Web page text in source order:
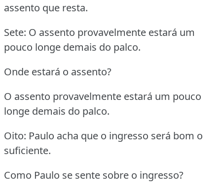
assento que resta.
Sete: O assento provavelmente estará um
pouco longe demais do palco.
Onde estará o assento?
O assento provavelmente estará um pouco
longe demais do palco.
Oito: Paulo acha que o ingresso será bom o
suficiente.
Como Paulo se sente sobre o ingresso?